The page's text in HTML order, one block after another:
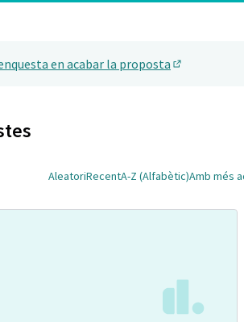
en acabar la proposta
AleatoriRecentA-Z (Alfabètic)Amb més